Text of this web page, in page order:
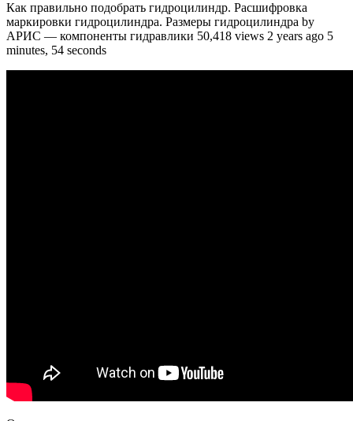
Как правильно подобрать гидроцилиндр. Расшифровка
маркировки гидроцилиндра. Размеры гидроцилиндра by
АРИС — компоненты гидравлики 50,418 views 2 years ago 5
minutes, 54 seconds